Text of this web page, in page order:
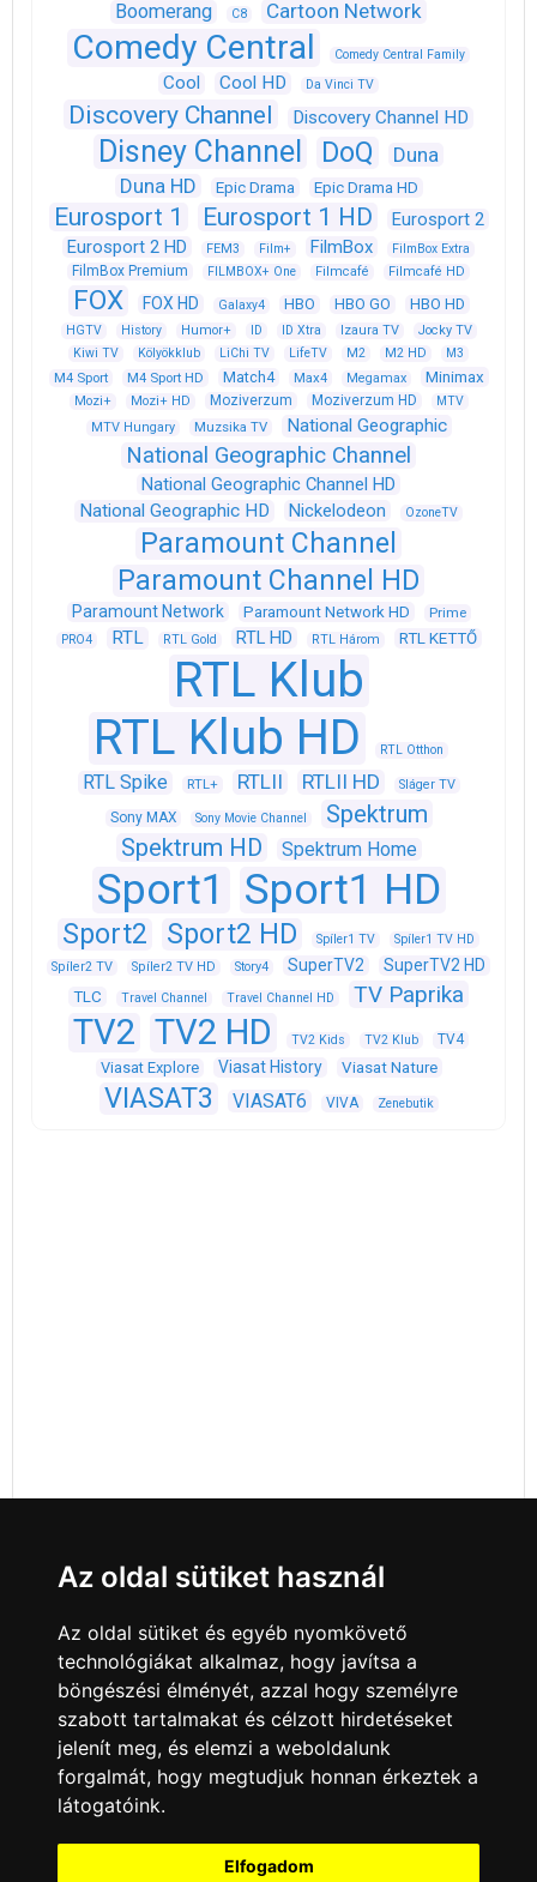
Boomerang C8 Cartoon Network
Comedy Central Comedy Central Family
Cool Cool HD Da Vinci TV
Discovery Channel Discovery Channel HD
Disney Channel DoQ
Duna
Duna HD
Epic Drama Epic Drama HD
Eurosport 1 Eurosport 1 HD
Eurosport 2
Eurosport 2 HD
FEM3 Film+ FilmBox FilmBox Extra
FilmBox Premium FILMBOX+ One Filmcafé Filmcafé HD
FOX FOX HD Galaxy4 HBO HBO GO HBO HD
HGTV History Humor+ ID ID Xtra Izaura TV
Jocky TV
Kiwi TV
Kölyökklub LiChi TV LifeTV M2 M2 HD M3
M4 Sport M4 Sport HD Match4 Max4 Megamax Minimax
Mozi+ Mozi+ HD Moziverzum Moziverzum HD
MTV
MTV Hungary
Muzsika TV National Geographic
National Geographic Channel
National Geographic Channel HD
National Geographic HD
Nickelodeon OzoneTV
Paramount Channel
Paramount Channel HD
Paramount Network Paramount Network HD Prime
PRO4 RTL RTL Gold RTL HD RTL Három RTL KETTŐ
RTL Klub
RTL Klub HD
RTL Otthon
RTL Spike RTL+ RTLII RTLII HD Sláger TV
Sony MAX Sony Movie Channel
Spektrum
Spektrum HD
Spektrum Home
Sport1 Sport1 HD
Sport2 Sport2 HD Spíler1 TV
Spíler1 TV HD
Spíler2 TV
Spíler2 TV HD Story4 SuperTV2 SuperTV2 HD
TLC Travel Channel Travel Channel HD TV Paprika
TV2 TV2 HD TV2 Kids TV2 Klub TV4
Viasat Explore Viasat History Viasat Nature
VIASAT3 VIASAT6 VIVA Zenebutik
Minden jog fenntartva © 2008 - 2026
Az oldal sütiket használ
Az oldal sütiket és egyéb nyomkövető
technológiákat alkalmaz, hogy javítsa a
böngészési élményét, azzal hogy személyre
szabott tartalmakat és célzott hirdetéseket
jelenít meg, és elemzi a weboldalunk
forgalmát, hogy megtudjuk honnan érkeztek a
látogatóink.
Elfogadom